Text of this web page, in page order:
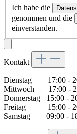
Ich habe die
genommen und die
einverstanden.
Kontakt
Dienstag 17:00 -
Mittwoch 17:00 -
Donnerstag 15:00 -
Freitag 15:00 -
Samstag 09:00 -